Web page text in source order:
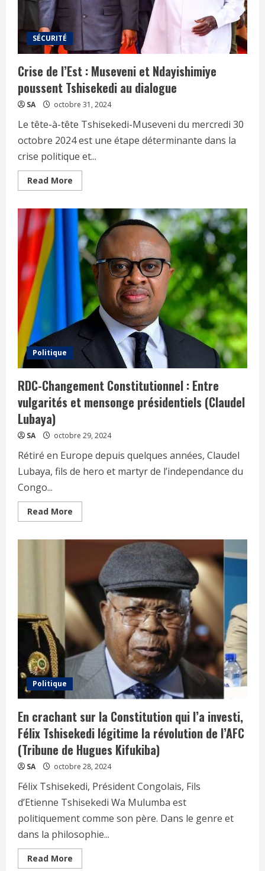
SÉCURITÉ
Crise de l’Est : Museveni et Ndayishimiye
poussent Tshisekedi au dialogue
SA octobre 31, 2024
Le tête-à-tête Tshisekedi-Museveni du mercredi 30
octobre 2024 est une étape déterminante dans la
crise politique et...
Read More
Politique
RDC-Changement Constitutionnel : Entre
vulgarités et mensonge présidentiels (Claudel
Lubaya)
SA octobre 29, 2024
Rétiré en Europe depuis quelques années, Claudel
Lubaya, fils de hero et martyr de l’independance du
Congo...
Read More
Politique
En crachant sur la Constitution qui l’a investi,
Félix Tshisekedi légitime la révolution de l’AFC
(Tribune de Hugues Kifukiba)
SA octobre 28, 2024
Félix Tshisekedi, Président Congolais, Fils
d’Etienne Tshisekedi Wa Mulumba est
politiquement comme son père. Dans le genre et
dans la philosophie...
Read More